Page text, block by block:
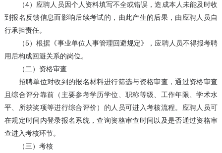
（4）应聘人员因个人资料填写不全或错误，造成本人未能及时收
到报名反馈信息而影响后续考试的，由此产生的后果，由应聘人员自
行承担责任。
（5）根据《事业单位人事管理回避规定》，应聘人员不得报考聘
用后构成回避关系的岗位。
（二）资格审查
招聘单位对收到的报名材料进行筛选与资格审查，通过资格审查
且综合评分靠前（主要参考学历学位、职称等级、工作年限、学术水
平、所获奖项等进行综合评价）的人员可进入考核流程。应聘人员可
在规定时间内登录报名系统，查询资格审查时间以及是否通过资格审
查进入考核环节。
（三）考核